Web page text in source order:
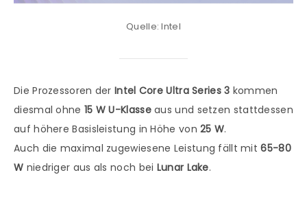
Quelle: Intel
Die Prozessoren der Intel Core Ultra Series 3 kommen
diesmal ohne 15 W U-Klasseaus und setzen stattdessen
auf höhere Basisleistung in Höhe von25 W.
Auch die maximal zugewiesene Leistung fällt mit65-80
W niedriger aus als noch bei Lunar Lake.